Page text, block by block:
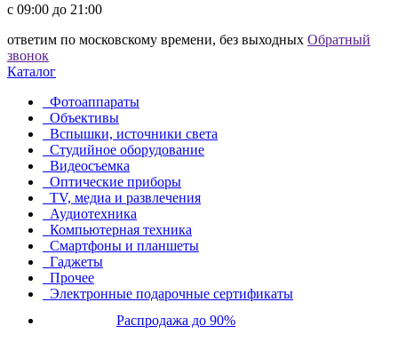
c 09:00 до 21:00
ответим по московскому времени, без выходных Обратный
звонок
Каталог
Фотоаппараты
Объективы
Вспышки, источники света
Студийное оборудование
Видеосъемка
Оптические приборы
TV, медиа и развлечения
Аудиотехника
Компьютерная техника
Смартфоны и планшеты
Гаджеты
Прочее
Электронные подарочные сертификаты
Распродажа до 90%